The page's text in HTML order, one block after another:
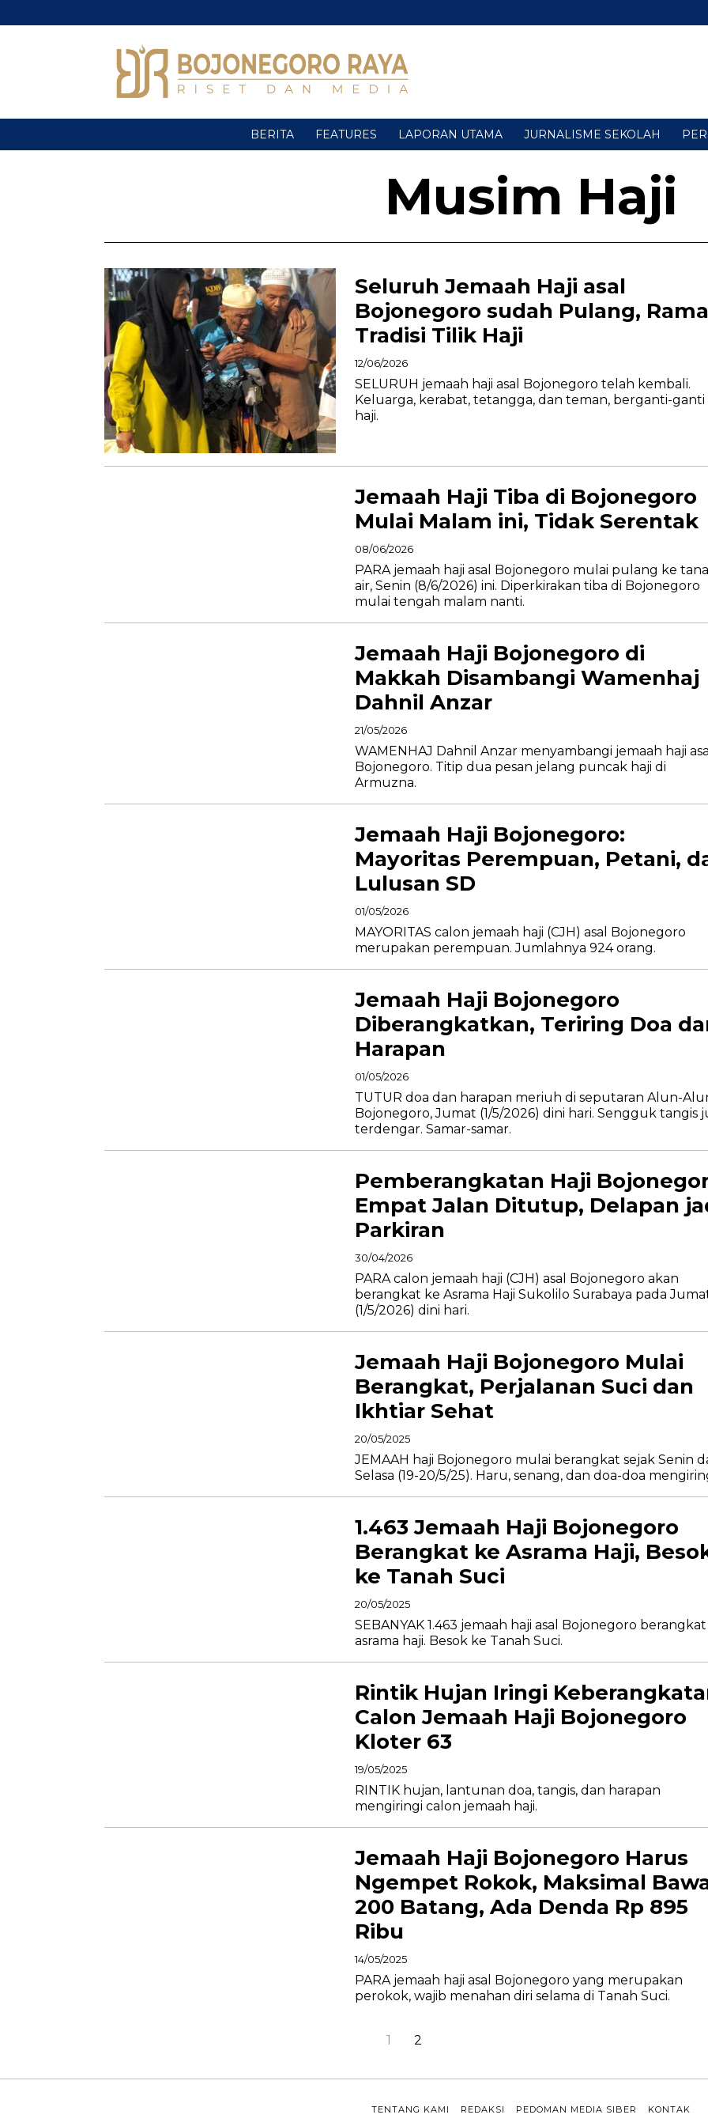
BERITA FEATURES LAPORAN UTAMA JURNALISME SEKOLAH
Musim Haji
Seluruh Jemaah Haji asal
Bojonegoro sudah Pulang,
Tradisi Tilik Haji
12/06/2026
SELURUH jemaah haji asal Bojonegoro telah kembali.
Keluarga, kerabat, tetangga, dan teman, berganti-
haji.
Jemaah Haji Tiba di Bojonegoro
Mulai Malam ini, Tidak Serentak
08/06/2026
PARA jemaah haji asal Bojonegoro mulai pulang ke
air, Senin (8/6/2026) ini. Diperkirakan tiba di Bojonegoro
mulai tengah malam nanti.
Jemaah Haji Bojonegoro di
Makkah Disambangi Wamenhaj
Dahnil Anzar
21/05/2026
WAMENHAJ Dahnil Anzar menyambangi jemaah haji asal
Bojonegoro. Titip dua pesan jelang puncak haji di
Armuzna.
Jemaah Haji Bojonegoro:
Mayoritas Perempuan, Petani,
Lulusan SD
01/05/2026
MAYORITAS calon jemaah haji (CJH) asal Bojonegoro
merupakan perempuan. Jumlahnya 924 orang.
Jemaah Haji Bojonegoro
Diberangkatkan, Teriring Doa
Harapan
01/05/2026
TUTUR doa dan harapan meriuh di seputaran Alun-
Bojonegoro, Jumat (1/5/2026) dini hari. Sengguk tangis
terdengar. Samar-samar.
Pemberangkatan Haji
Empat Jalan Ditutup, Delapan
Parkiran
30/04/2026
PARA calon jemaah haji (CJH) asal Bojonegoro akan
berangkat ke Asrama Haji Sukolilo Surabaya pada
(1/5/2026) dini hari.
Jemaah Haji Bojonegoro Mulai
Berangkat, Perjalanan Suci dan
Ikhtiar Sehat
20/05/2025
JEMAAH haji Bojonegoro mulai berangkat sejak Senin
Selasa (19-20/5/25). Haru, senang, dan doa-doa
1.463 Jemaah Haji Bojonegoro
Berangkat ke Asrama Haji,
ke Tanah Suci
20/05/2025
SEBANYAK 1.463 jemaah haji asal Bojonegoro
asrama haji. Besok ke Tanah Suci.
Rintik Hujan Iringi
Calon Jemaah Haji Bojonegoro
Kloter 63
19/05/2025
RINTIK hujan, lantunan doa, tangis, dan harapan
mengiringi calon jemaah haji.
Jemaah Haji Bojonegoro Harus
Ngempet Rokok, Maksimal
200 Batang, Ada Denda Rp 895
Ribu
14/05/2025
PARA jemaah haji asal Bojonegoro yang merupakan
perokok, wajib menahan diri selama di Tanah Suci.
1 2
TENTANG KAMI REDAKSI PEDOMAN MEDIA SIBER KONTAK